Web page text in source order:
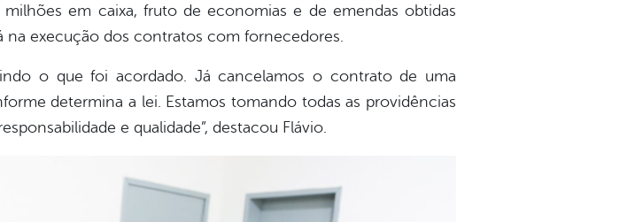
em caixa, fruto de economias e de emendas obtidas
execução dos contratos com fornecedores.
o que foi acordado. Já cancelamos o contrato de uma
determina a lei. Estamos tomando todas as providências
e qualidade”, destacou Flávio.